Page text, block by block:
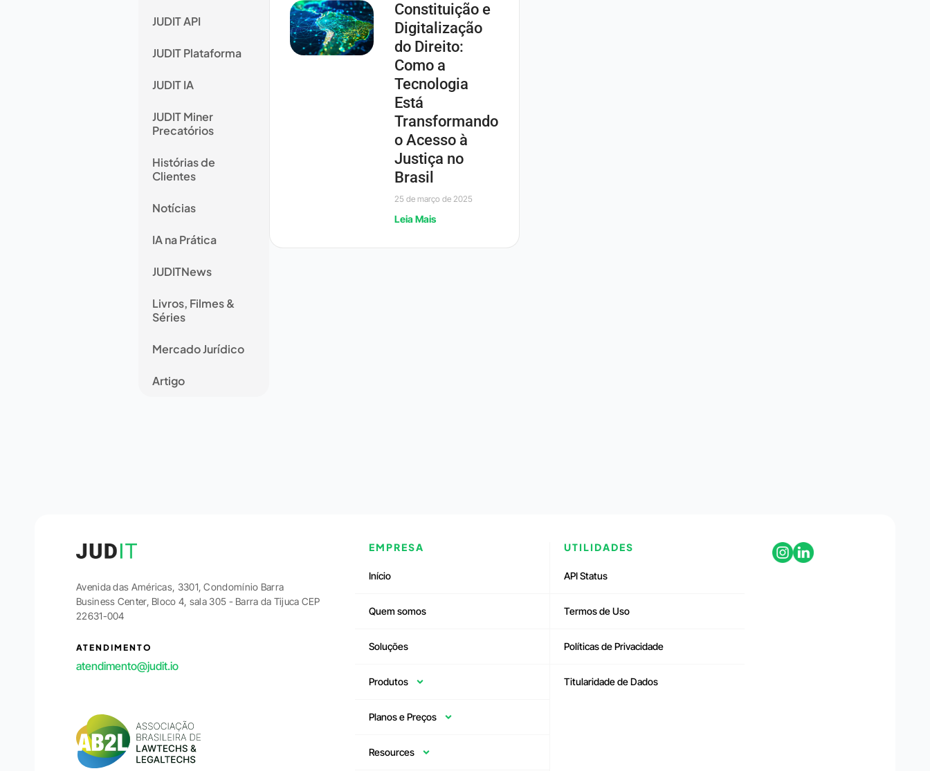
JUDIT API
JUDIT Plataforma
JUDIT IA
JUDIT Miner
Precatórios
Histórias de
Clientes
Notícias
IA na Prática
JUDITNews
Livros, Filmes &
Séries
Mercado Jurídico
Artigo
Constituição e
Digitalização
do Direito:
Como a
Tecnologia
Está
Transformando
o Acesso à
Justiça no
Brasil
25 de março de 2025
Leia Mais
Avenida das Américas, 3301, Condomínio Barra
Business Center, Bloco 4, sala 305 - Barra da Tijuca CEP
22631-004
ATENDIMENTO
atendimento@judit.io
EMPRESA
Início
Quem somos
Soluções
Produtos
Planos e Preços
Resources
UTILIDADES
API Status
Termos de Uso
Políticas de Privacidade
Titularidade de Dados